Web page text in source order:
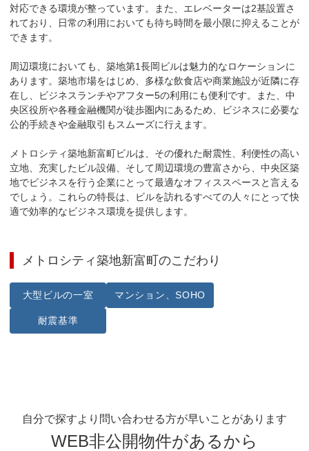
対応できる環境が整っています。また、エレベーターは2基設置さ
れており、日常の利用においても待ち時間を最小限に抑えることが
できます。
周辺環境においても、築地第1長岡ビルは魅力的なロケーションに
あります。築地市場をはじめ、多様な飲食店や商業施設が近隣に存
在し、ビジネスランチやアフター5の利用にも便利です。また、中
央区役所や各種金融機関が徒歩圏内にあるため、ビジネスに必要な
公的手続きや金融取引もスムーズに行えます。
メトロシティ築地新富町ビルは、その優れた耐震性、利便性の高い
立地、充実したビル設備、そして周辺環境の豊富さから、中央区築
地でビジネスを行う企業にとって最適なオフィススペースと言える
でしょう。これらの特長は、ビルを訪れるすべての人々にとって快
適で効率的なビジネス環境を提供します。
メトロシティ築地新富町 のこだわり
大型ビルの一室 マンション、SOHO
耐震基準
自分で探すより問い合わせる方が早いことがあります
WEB非公開物件があるから